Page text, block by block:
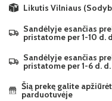
Likutis Vilniaus
Sandėlyje esančias
pristatome per 1-10 d.
Sandėlyje esančias
pristatome per 1-6 d. d.
Šią prekę galite
parduotuvėje